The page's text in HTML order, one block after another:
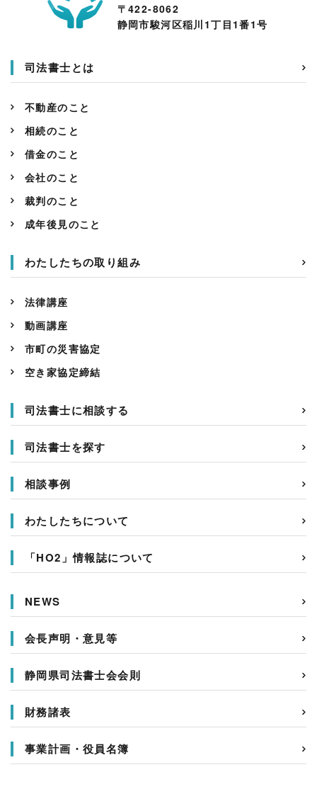
〒422-8062
静岡市駿河区稲川1丁目1番1号
司法書士とは
不動産のこと
相続のこと
借金のこと
会社のこと
裁判のこと
成年後見のこと
わたしたちの取り組み
法律講座
動画講座
市町の災害協定
空き家協定締結
司法書士に相談する
司法書士を探す
相談事例
わたしたちについて
「HO2」情報誌について
NEWS
会長声明・意見等
静岡県司法書士会会則
財務諸表
事業計画・役員名簿